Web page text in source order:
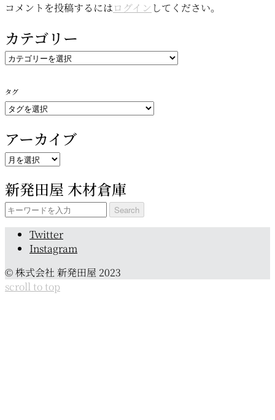
コメントを投稿するにはログイン してください。
カテゴリー
カ
リ
ー
タグ
アーカイブ
ア
カ
イ
ブ
新発田屋 木材倉庫
Search
Twitter
Instagram
© 株式会社 新発田屋 2023
scroll to top